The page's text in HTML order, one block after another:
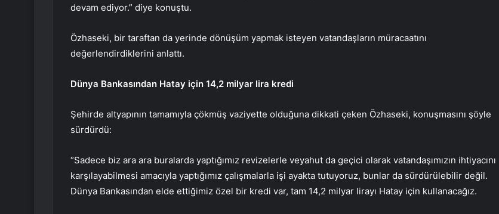
devam ediyor.” diye konuştu.
Özhaseki, bir taraftan da yerinde dönüşüm yapmak isteyen vatandaşların müracaatını
değerlendirdiklerini anlattı.
Dünya Bankasından Hatay için 14,2 milyar lira kredi
Şehirde altyapının tamamıyla çökmüş vaziyette olduğuna dikkati çeken Özhaseki, konuşmasını şöyle
sürdürdü:
“Sadece biz ara ara buralarda yaptığımız revizelerle veyahut da geçici olarak vatandaşımızın ihtiyacını
karşılayabilmesi amacıyla yaptığımız çalışmalarla işi ayakta tutuyoruz, bunlar da sürdürülebilir değil.
Dünya Bankasından elde ettiğimiz özel bir kredi var, tam 14,2 milyar lirayı Hatay için kullanacağız.